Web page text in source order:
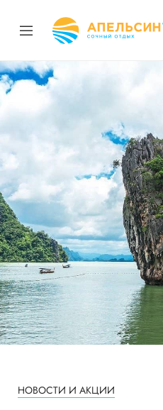
НОВОСТИ И АКЦИИ